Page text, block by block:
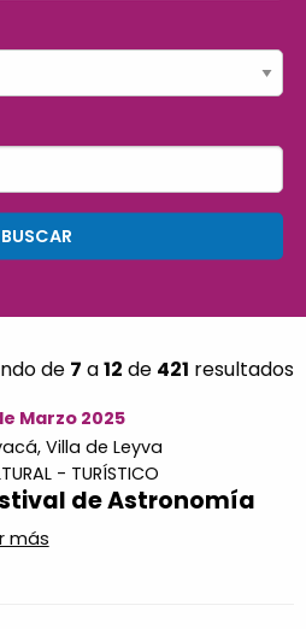
de 7 a12 de 421 resultados
Marzo 2025
Villa de Leyva
- TURÍSTICO
de Astronomía
más